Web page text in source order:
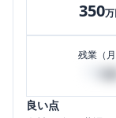
350
残業（月
良い点